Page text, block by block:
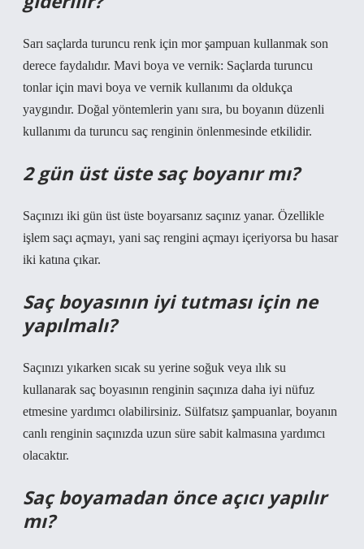
Sarı saçlarda turuncu renk için mor şampuan kullanmak son
derece faydalıdır. Mavi boya ve vernik: Saçlarda turuncu
tonlar için mavi boya ve vernik kullanımı da oldukça
yaygındır. Doğal yöntemlerin yanı sıra, bu boyanın düzenli
kullanımı da turuncu saç renginin önlenmesinde etkilidir.
2 gün üst üste saç boyanır mı?
Saçınızı iki gün üst üste boyarsanız saçınız yanar. Özellikle
işlem saçı açmayı, yani saç rengini açmayı içeriyorsa bu hasar
iki katına çıkar.
Saç boyasının iyi tutması için ne
yapılmalı?
Saçınızı yıkarken sıcak su yerine soğuk veya ılık su
kullanarak saç boyasının renginin saçınıza daha iyi nüfuz
etmesine yardımcı olabilirsiniz. Sülfatsız şampuanlar, boyanın
canlı renginin saçınızda uzun süre sabit kalmasına yardımcı
olacaktır.
Saç boyamadan önce açıcı yapılır
mı?